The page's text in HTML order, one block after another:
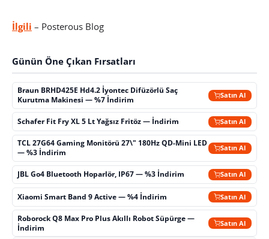
İlgili – Posterous Blog
Günün Öne Çıkan Fırsatları
Braun BRHD425E Hd4.2 İyontec Difüzörlü Saç
Kurutma Makinesi — %7 İndirim
Satın Al
Schafer Fit Fry XL 5 Lt Yağsız Fritöz — İndirim Satın Al
TCL 27G64 Gaming Monitörü 27\" 180Hz QD-Mini LED
— %3 İndirim
Satın Al
JBL Go4 Bluetooth Hoparlör, IP67 — %3 İndirim Satın Al
Xiaomi Smart Band 9 Active — %4 İndirim Satın Al
Roborock Q8 Max Pro Plus Akıllı Robot Süpürge —
İndirim
Satın Al